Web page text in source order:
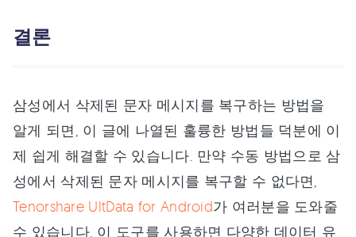
결론
삼성에서 삭제된 문자 메시지를 복구하는 방법을
알게 되면, 이 글에 나열된 훌륭한 방법들 덕분에 이
제 쉽게 해결할 수 있습니다. 만약 수동 방법으로 삼
성에서 삭제된 문자 메시지를 복구할 수 없다면,
Tenorshare UltData for Android가 여러분을 도와줄
수 있습니다. 이 도구를 사용하면 다양한 데이터 유